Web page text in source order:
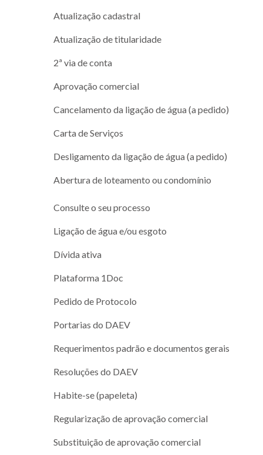
Atualização cadastral
Atualização de titularidade
2ª via de conta
Aprovação comercial
Cancelamento da ligação de água (a pedido)
Carta de Serviços
Desligamento da ligação de água (a pedido)
Abertura de loteamento ou condomínio
Consulte o seu processo
Ligação de água e/ou esgoto
Dívida ativa
Plataforma 1Doc
Pedido de Protocolo
Portarias do DAEV
Requerimentos padrão e documentos gerais
Resoluções do DAEV
Habite-se (papeleta)
Regularização de aprovação comercial
Substituição de aprovação comercial